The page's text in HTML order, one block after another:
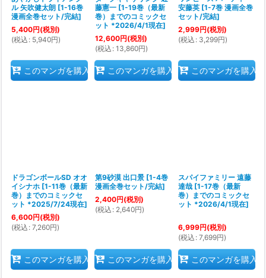
ル 矢吹健太朗 [1-16巻
漫画全巻セット/完結]
5,400円(税別)
(税込 : 5,940円)
このマンガを購入
藤憲一 [1-19巻（最新
巻）までのコミックセ
ット *2026/4/1現在]
12,600円(税別)
(税込 : 13,860円)
このマンガを購入
安藤英 [1-7巻 漫画全巻
セット/完結]
2,999円(税別)
(税込 : 3,299円)
このマンガを購入
ドラゴンボールSD オオ
イシナホ [1-11巻（最新
巻）までのコミックセ
ット *2025/7/24現在]
6,600円(税別)
(税込 : 7,260円)
このマンガを購入
第9砂漠 出口景 [1-4巻
漫画全巻セット/完結]
2,400円(税別)
(税込 : 2,640円)
このマンガを購入
スパイファミリー 遠藤
達哉 [1-17巻（最新
巻）までのコミックセ
ット *2026/4/1現在]
6,999円(税別)
(税込 : 7,699円)
このマンガを購入